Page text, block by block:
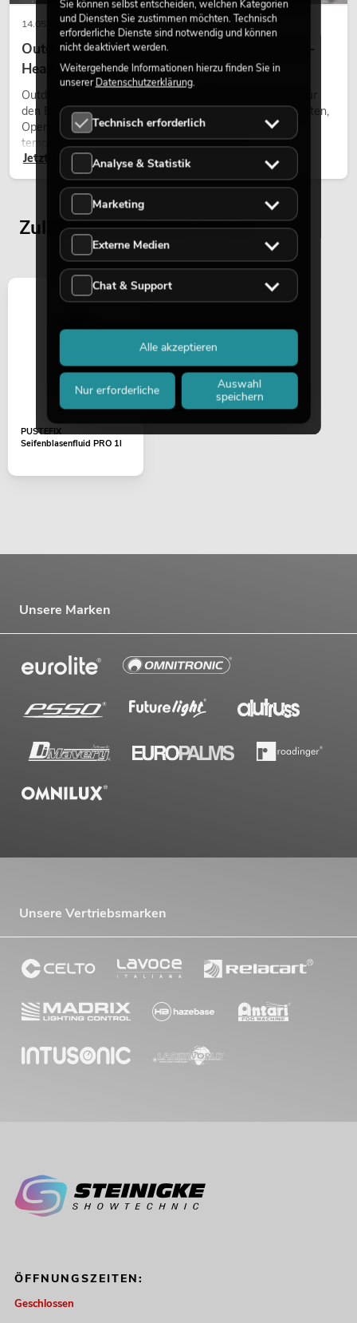
14.05.2026
Outdoor Moving-Heads: Wetterfeste Moving-
Heads bei Events
Outdoor Moving-Heads sind bewegliche Scheinwerfer für
den Einsatz im Freien. Sie werden bei Festivals, Stadtfesten,
Open-Air-Konzerten, Architekturinszenierungen und
temporären Außeninstallationen eingesetzt.
Jetzt lesen
Zuletzt angesehene Artikel
PUSTEFIX
Seifenblasenfluid PRO 1l
Unsere Marken
Unsere Vertriebsmarken
ÖFFNUNGSZEITEN:
Geschlossen
Sie können selbst entscheiden, welchen Kategorien
und Diensten Sie zustimmen möchten. Technisch
erforderliche Dienste sind notwendig und können
nicht deaktiviert werden.
Weitergehende Informationen hierzu finden Sie in
unsererDatenschutzerklärung.
Technisch erforderlich
Analyse & Statistik
Marketing
Externe Medien
Chat & Support
Nur erforderliche
Auswahl
speichern
Alle akzeptieren